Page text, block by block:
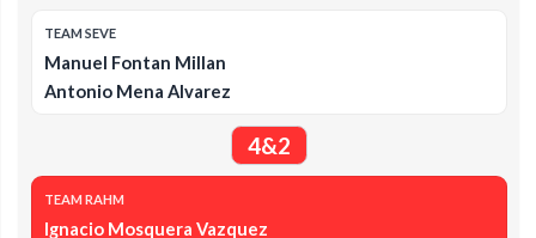
TEAM SEVE
Manuel Fontan Millan
Antonio Mena Alvarez
4&2
TEAM RAHM
Ignacio Mosquera Vazquez